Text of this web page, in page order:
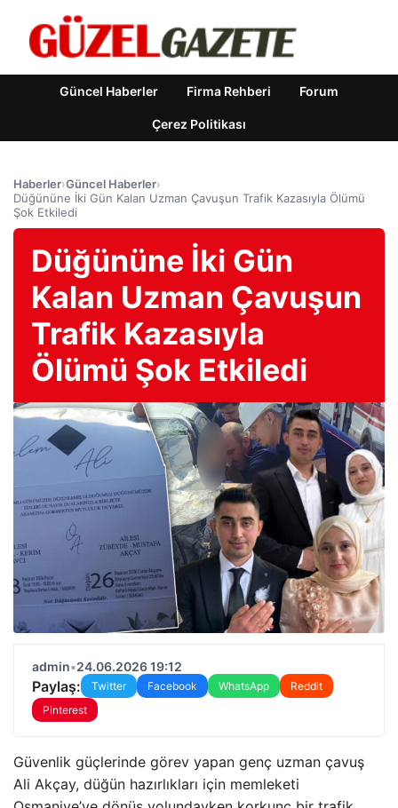
Güncel Haberler Firma Rehberi Forum
Çerez Politikası
Haberler›Güncel Haberler›
Düğününe İki Gün Kalan Uzman Çavuşun Trafik Kazasıyla Ölümü
Şok Etkiledi
Düğününe İki Gün
Kalan Uzman Çavuşun
Trafik Kazasıyla
Ölümü Şok Etkiledi
admin•24.06.2026 19:12
Paylaş: Twitter Facebook WhatsApp
Reddit
Pinterest
Güvenlik güçlerinde görev yapan genç uzman çavuş
Ali Akçay, düğün hazırlıkları için memleketi